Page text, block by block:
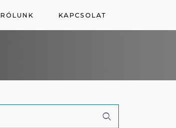
RÓLUNK KAPCSOLAT